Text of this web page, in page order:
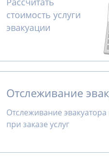
стоимость услуги
эвакуации
Отслеживание
Отслеживание эвакуатора
при заказе услуг